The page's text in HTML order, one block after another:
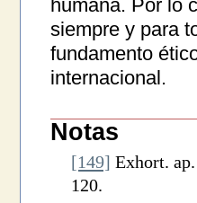
humana. Por lo
siempre y para
fundamento
internacional.
Notas
[149] Exhort. ap.
120.